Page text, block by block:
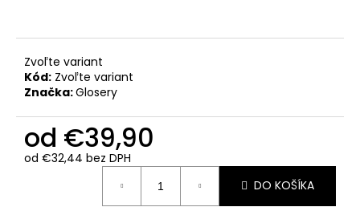
Zvoľte variant
Kód: Zvoľte variant
Značka:Glosery
od €39,90
od €32,44 bez DPH
DO KOŠÍKA